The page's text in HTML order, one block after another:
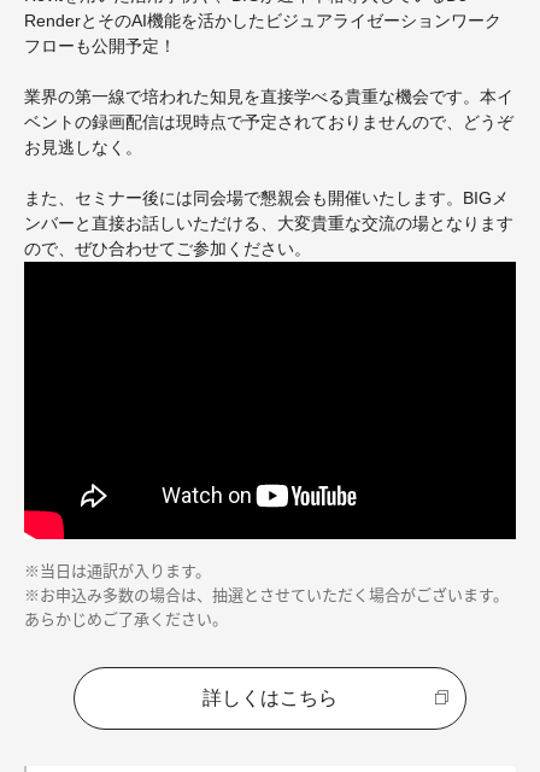
RenderとそのAI機能を活かしたビジュアライゼーションワーク
フローも公開予定！
業界の第一線で培われた知見を直接学べる貴重な機会です。本イ
ベントの録画配信は現時点で予定されておりませんので、どうぞ
お見逃しなく。
また、セミナー後には同会場で懇親会も開催いたします。BIGメ
ンバーと直接お話しいただける、大変貴重な交流の場となります
ので、ぜひ合わせてご参加ください。
※当日は通訳が入ります。
※お申込み多数の場合は、抽選とさせていただく場合がございます。
あらかじめご了承ください。
詳しくはこちら